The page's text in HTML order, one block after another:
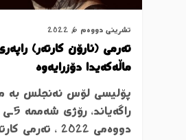
تشرینی دووەم 6, 2022
تەرمی (ئارۆن کارتەر)
ماڵەکەیدا دۆزرایەوە
پۆلیسی لۆس ئەنجلس بە
دووەمی 2022 ، تەرمی کارتەریان…